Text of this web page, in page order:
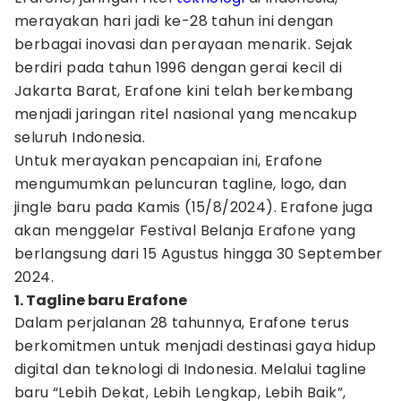
merayakan hari jadi ke-28 tahun ini dengan
berbagai inovasi dan perayaan menarik. Sejak
berdiri pada tahun 1996 dengan gerai kecil di
Jakarta Barat, Erafone kini telah berkembang
menjadi jaringan ritel nasional yang mencakup
seluruh Indonesia.
Untuk merayakan pencapaian ini, Erafone
mengumumkan peluncuran tagline, logo, dan
jingle baru pada Kamis (15/8/2024). Erafone juga
akan menggelar Festival Belanja Erafone yang
berlangsung dari 15 Agustus hingga 30 September
2024.
1. Tagline baru Erafone
Dalam perjalanan 28 tahunnya, Erafone terus
berkomitmen untuk menjadi destinasi gaya hidup
digital dan teknologi di Indonesia. Melalui tagline
baru “Lebih Dekat, Lebih Lengkap, Lebih Baik”,